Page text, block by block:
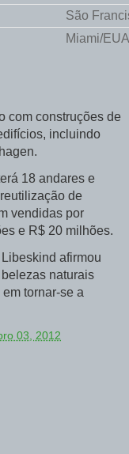
São
Miami/EUA
com construções de
incluindo
18 andares e
de
vendidas por
e R$ 20 milhões.
afirmou
naturais
tornar-se a
03, 2012